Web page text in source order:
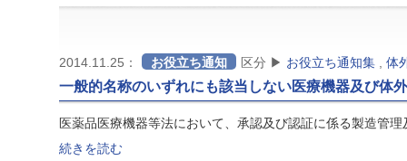
2014.11.25： お役立ち通知 区分 ▶ お役立ち通知集 体
一般的名称のいずれにも該当しない医療機器及び体
医薬品医療機器等法において、承認及び認証に係る製造管
続きを読む